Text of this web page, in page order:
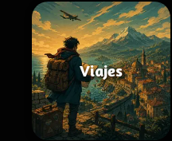
Viajes